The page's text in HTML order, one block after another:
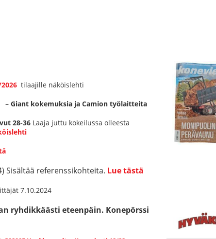
tilaajille näköislehti
– Giant kokemuksia ja Camion työlaitteita
28-36 Laaja juttu kokeilussa olleesta
Sisältää referenssikohteita. Lue tästä
7.10.2024
ryhdikkäästi eteenpäin. Konepörssi